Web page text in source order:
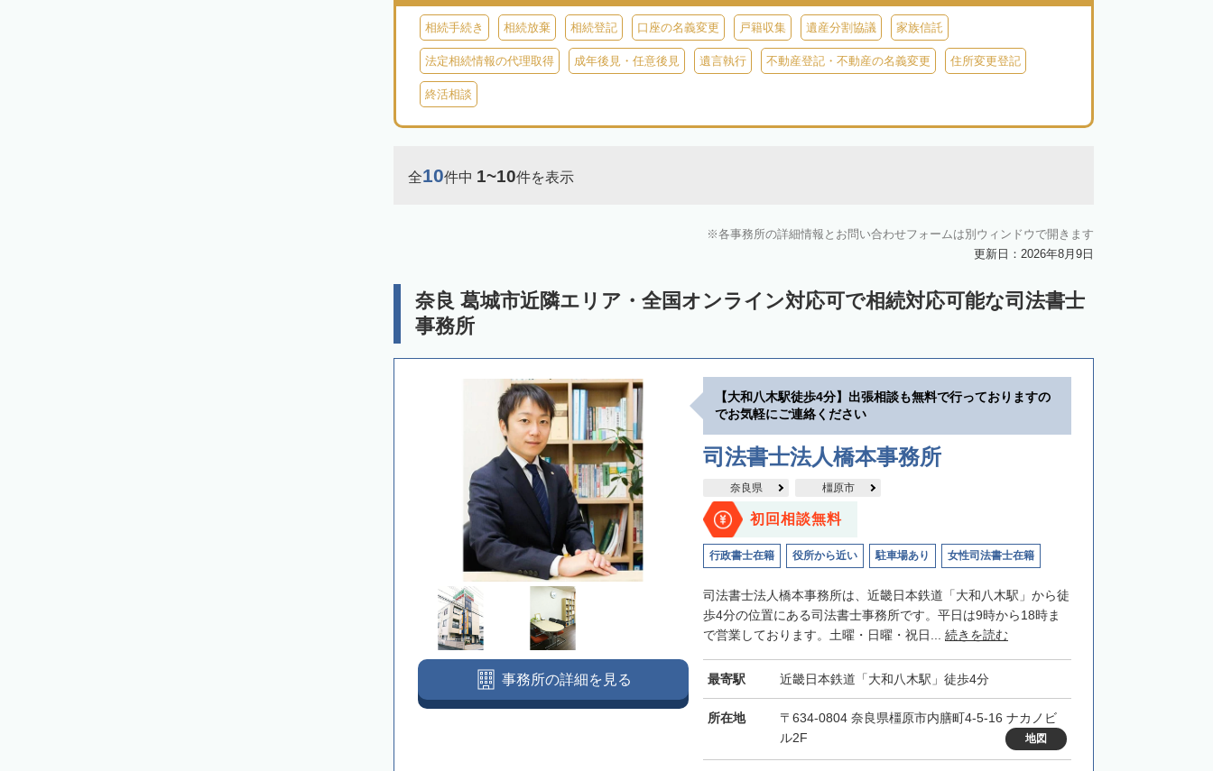
相続手続き 相続放棄 相続登記 口座の名義変更 戸籍収集 遺産分割協議 家族信託
法定相続情報の代理取得 成年後見・任意後見 遺言執行 不動産登記・不動産の名義変更 住所変更登記
終活相談
全10件中 1~10件を表示
各事務所の詳細情報とお問い合わせフォームは別ウィンドウで開きます
更新日：2026年8月9日
奈良 葛城市近隣エリア・全国オンライン対応可で相続対応可能な司法書士
事務所
【大和八木駅徒歩4分】出張相談も無料で行っておりますの
でお気軽にご連絡ください
司法書士法人橋本事務所
奈良県 橿原市
初回相談無料
行政書士在籍 役所から近い 駐車場あり 女性司法書士在籍
司法書士法人橋本事務所は、近畿日本鉄道「大和八木駅」から徒
歩4分の位置にある司法書士事務所です。平日は9時から18時ま
で営業しております。土曜・日曜・祝日... 続きを読む
最寄駅 近畿日本鉄道「大和八木駅」徒歩4分
所在地
〒634-0804 奈良県橿原市内膳町4-5-16 ナカノビ
ル2F
地図
事務所の詳細を見る